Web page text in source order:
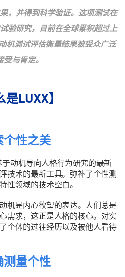
，并得到科学验证。这项测试在
验研究，目前在全球累积超过上
机测试评估衡量结果被受众广泛
受与肯定。
是LUXX】
个性之美
动机导向人格行为研究的最新
技术的最新工具。弥补了个性测
性领域的技术空白。
机是内心欲望的表达。人们总是
需求，这正是人格的核心。对实
个体的过往经历以及被他人看待
测量个性